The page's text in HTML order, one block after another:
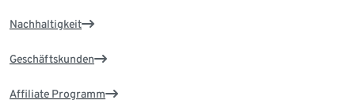
Nachhaltigkeit
Geschäftskunden
Affiliate Programm